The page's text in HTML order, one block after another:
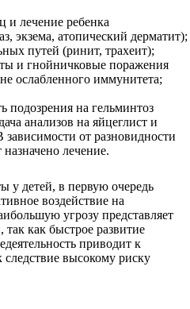
лечение ребенка
экзема, атопический дерматит);
путей (ринит, трахеит);
и гнойничковые поражения
ослабленного иммунитета;
подозрения на гельминтоз
анализов на яйцеглист и
от разновидности
лечение.
у детей, в первую очередь
воздействие на
угрозу представляет
так как быстрое развитие
приводит к
высокому риску